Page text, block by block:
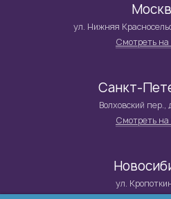
ул. Нижняя
Смотреть на
Санкт-
Волховский пер.,
Смотреть на
ул.